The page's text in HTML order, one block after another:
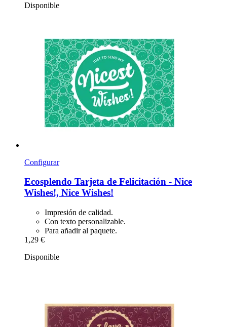
Disponible
Configurar
Ecosplendo Tarjeta de Felicitación -​ Nice
Wishes!, Nice Wishes!
Impresión de calidad.
Con texto personalizable.
Para añadir al paquete.
1,29 €
Disponible